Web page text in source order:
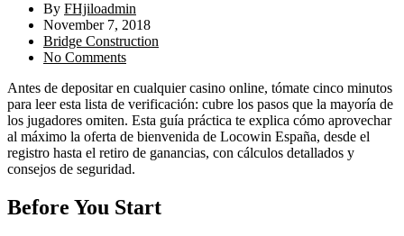
By FHjiloadmin
November 7, 2018
Bridge Construction
No Comments
Antes de depositar en cualquier casino online, tómate cinco minutos
para leer esta lista de verificación: cubre los pasos que la mayoría de
los jugadores omiten. Esta guía práctica te explica cómo aprovechar
al máximo la oferta de bienvenida de Locowin España, desde el
registro hasta el retiro de ganancias, con cálculos detallados y
consejos de seguridad.
Before You Start